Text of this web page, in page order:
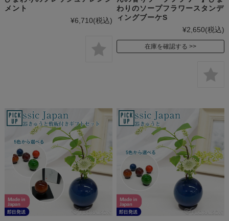
メント
¥6,710(税込)
わりのソープフラワースタンデ
ィングブーケS
¥2,650(税込)
在庫を確認する